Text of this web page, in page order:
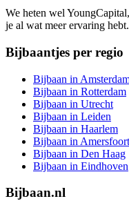
We heten wel
je al wat meer ervaring
Bijbaantjes per regio
Bijbaan in
Bijbaan in Rotterdam
Bijbaan in Utrecht
Bijbaan in Leiden
Bijbaan in Haarlem
Bijbaan in Amersfoort
Bijbaan in Den Haag
Bijbaan in Eindhoven
Bijbaan.nl